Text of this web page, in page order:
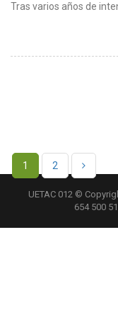
Tras varios años de
1 2
UETAC 012 ©
654 500